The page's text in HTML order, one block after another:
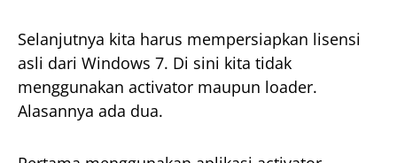
Selanjutnya kita harus mempersiapkan lisensi
asli dari Windows 7. Di sini kita tidak
menggunakan activator maupun loader.
Alasannya ada dua.